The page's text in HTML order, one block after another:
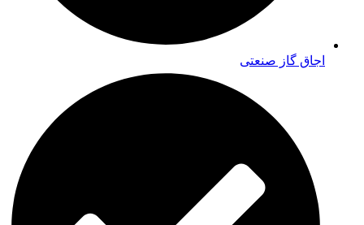
اجاق گاز صنعتی